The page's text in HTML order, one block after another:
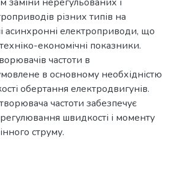
різних типів на
асинхронні електроприводи, що
економічні показники.
частоти в
в основному необхідністю
обертання електродвигунів.
частоти забезпечує
швидкості і моменту
струму.